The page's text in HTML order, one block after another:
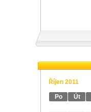
Říjen 2011
Po Út